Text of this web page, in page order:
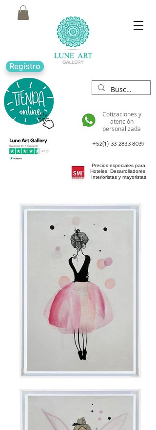
Registro
Cotizaciones y
atención
personalizada
+52(1) 33 2833 8039
Precios especiales para
Hoteles, Desarrolladores,
Interioristas y mayoristas